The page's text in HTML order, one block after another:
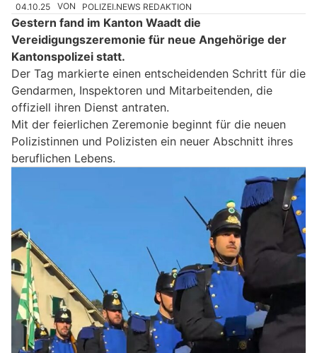
04.10.25 VON POLIZEI.NEWS REDAKTION
Gestern fand im Kanton Waadt die
Vereidigungszeremonie für neue Angehörige der
Kantonspolizei statt.
Der Tag markierte einen entscheidenden Schritt für die
Gendarmen, Inspektoren und Mitarbeitenden, die
offiziell ihren Dienst antraten.
Mit der feierlichen Zeremonie beginnt für die neuen
Polizistinnen und Polizisten ein neuer Abschnitt ihres
beruflichen Lebens.